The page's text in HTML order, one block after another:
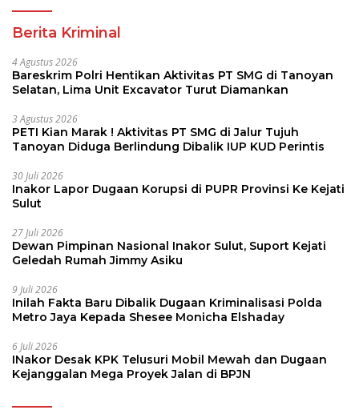
Berita Kriminal
4 Agustus 2026
Bareskrim Polri Hentikan Aktivitas PT SMG di Tanoyan
Selatan, Lima Unit Excavator Turut Diamankan
3 Agustus 2026
PETI Kian Marak ! Aktivitas PT SMG di Jalur Tujuh
Tanoyan Diduga Berlindung Dibalik IUP KUD Perintis
30 Juli 2026
Inakor Lapor Dugaan Korupsi di PUPR Provinsi Ke Kejati
Sulut
27 Juli 2026
Dewan Pimpinan Nasional Inakor Sulut, Suport Kejati
Geledah Rumah Jimmy Asiku
9 Juli 2026
Inilah Fakta Baru Dibalik Dugaan Kriminalisasi Polda
Metro Jaya Kepada Shesee Monicha Elshaday
6 Juli 2026
INakor Desak KPK Telusuri Mobil Mewah dan Dugaan
Kejanggalan Mega Proyek Jalan di BPJN